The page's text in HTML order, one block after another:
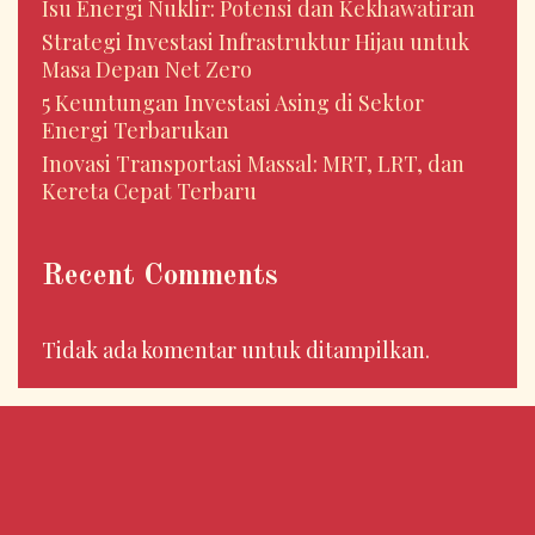
Isu Energi Nuklir: Potensi dan Kekhawatiran
Strategi Investasi Infrastruktur Hijau untuk
Masa Depan Net Zero
5 Keuntungan Investasi Asing di Sektor
Energi Terbarukan
Inovasi Transportasi Massal: MRT, LRT, dan
Kereta Cepat Terbaru
Recent Comments
Tidak ada komentar untuk ditampilkan.